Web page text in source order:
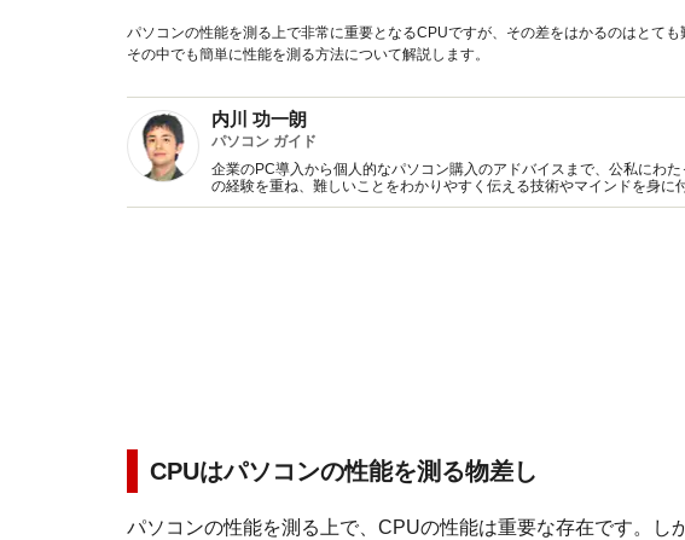
パソコンの性能を測る上で非常に重要となるCPUですが、その差をはかるのはとて
その中でも簡単に性能を測る方法について解説します。
内川 功一朗
パソコン ガイド
企業のPC導入から個人的なパソコン購入のアドバイスまで、公私にわ
の経験を重ね、難しいことをわかりやすく伝える技術やマインドを身
ソコン初心者向けの執筆やインタビュー紹介などもアリ。
CPUはパソコンの性能を測る物差し
パソコンの性能を測る上で、CPUの性能は重要な存在です。し